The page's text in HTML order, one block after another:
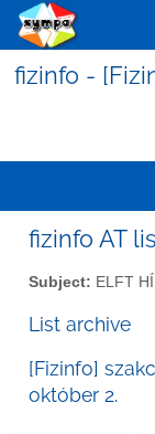
fizinfo -
fizinfo AT
Subject: ELFT
List archive
[Fizinfo]
október 2.